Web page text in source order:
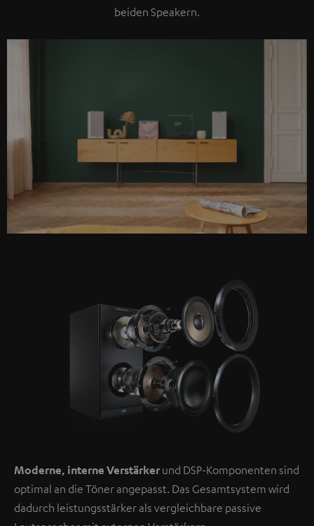
beiden Speakern.
Moderne, interne Verstärker und DSP-Komponenten sind
optimal an die Töner angepasst. Das Gesamtsystem wird
dadurch leistungsstärker als vergleichbare passive